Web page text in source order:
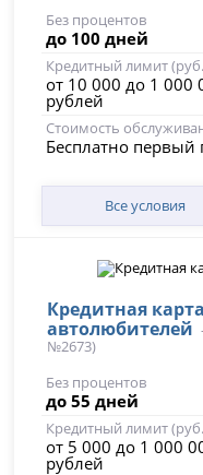
Без процентов
до 100 дней
Кредитный лимит
от 10 000 до 1 000
рублей
Стоимость
Бесплатно первый
Все условия
Кредитная
автолюбителей
№2673)
Без процентов
до 55 дней
Кредитный лимит
от 5 000 до 1 000
рублей